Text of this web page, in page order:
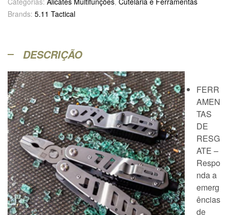
Brands: 5.11 Tactical
DESCRIÇÃO
FERR
AMEN
TAS
DE
RESG
ATE –
Respo
nda a
emerg
ências
de